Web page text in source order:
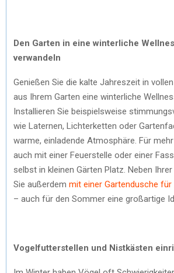
Den Garten in eine winterliche
verwandeln
Genießen Sie die kalte Jahreszeit in
aus Ihrem Garten eine winterliche
Installieren Sie beispielsweise
wie Laternen, Lichterketten oder
warme, einladende Atmosphäre. Für
auch mit einer Feuerstelle oder einer
selbst in kleinen Gärten Platz. Neben
Sie außerdem mit einer Gartendusche für
– auch für den Sommer eine großartige
Vogelfutterstellen und Nistkästen